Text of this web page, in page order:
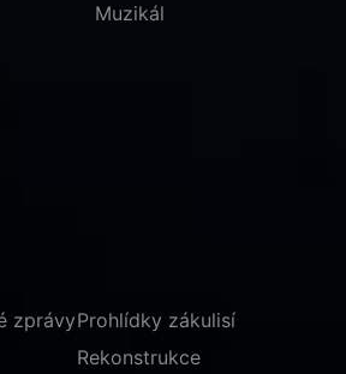
Muzikál
zprávyProhlídky zákulisí
Rekonstrukce